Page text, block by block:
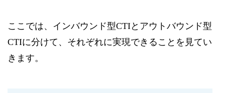
ここでは、インバウンド型CTIとアウトバウンド型
CTIに分けて、それぞれに実現できることを見てい
きます。